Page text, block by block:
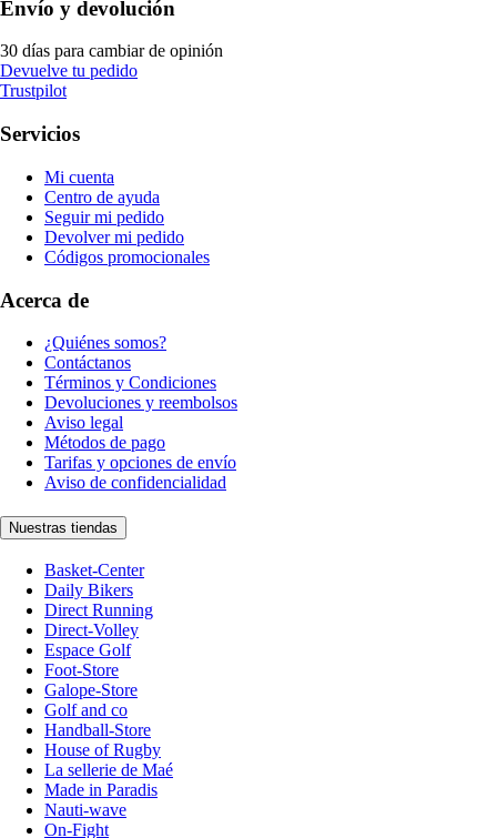
Envío y devolución
30 días para cambiar de opinión
Devuelve tu pedido
Trustpilot
Servicios
Mi cuenta
Centro de ayuda
Seguir mi pedido
Devolver mi pedido
Códigos promocionales
Acerca de
¿Quiénes somos?
Contáctanos
Términos y Condiciones
Devoluciones y reembolsos
Aviso legal
Métodos de pago
Tarifas y opciones de envío
Aviso de confidencialidad
Nuestras tiendas
Basket-Center
Daily Bikers
Direct Running
Direct-Volley
Espace Golf
Foot-Store
Galope-Store
Golf and co
Handball-Store
House of Rugby
La sellerie de Maé
Made in Paradis
Nauti-wave
On-Fight